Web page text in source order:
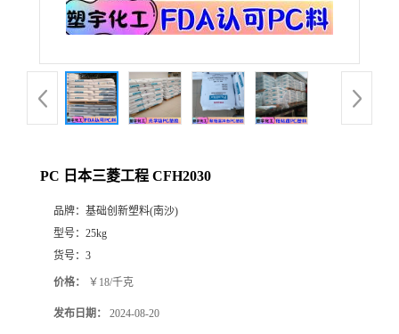
PC 日本三菱工程 CFH2030
品牌： 基础创新塑料(南沙)
型号： 25kg
货号： 3
价格： ￥18/千克
发布日期： 2024-08-20